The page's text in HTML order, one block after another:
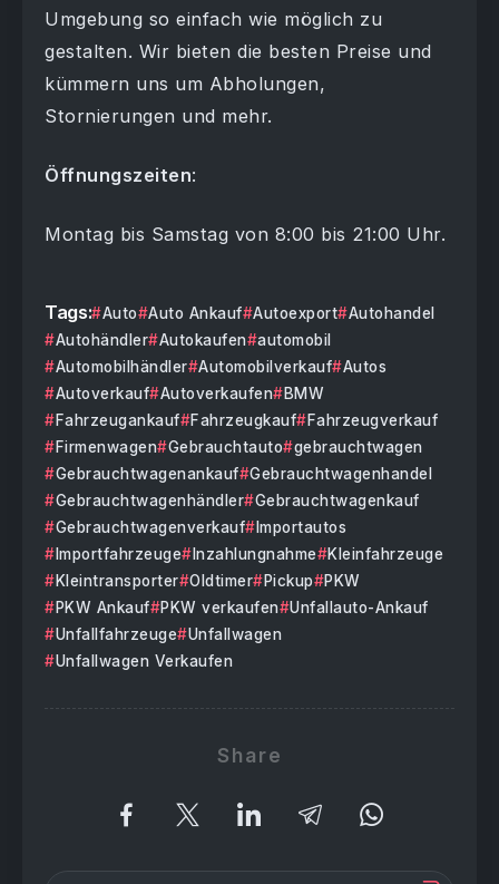
Umgebung so einfach wie möglich zu
gestalten. Wir bieten die besten Preise und
kümmern uns um Abholungen,
Stornierungen und mehr.
Öffnungszeiten:
Montag bis Samstag von 8:00 bis 21:00 Uhr.
Tags: Auto Auto Ankauf Autoexport
Autohandel
Autohändler
Autokaufen
automobil
Automobilhändler
Automobilverkauf
Autos
Autoverkauf
Autoverkaufen
BMW
Fahrzeugankauf
Fahrzeugkauf
Fahrzeugverkauf
Firmenwagen
Gebrauchtauto
gebrauchtwagen
Gebrauchtwagenankauf
Gebrauchtwagenhandel
Gebrauchtwagenhändler
Gebrauchtwagenkauf
Gebrauchtwagenverkauf
Importautos
Importfahrzeuge
Inzahlungnahme
Kleinfahrzeuge
Kleintransporter
Oldtimer Pickup
PKW
PKW Ankauf
PKW verkaufen
Unfallauto-Ankauf
Unfallfahrzeuge
Unfallwagen
Unfallwagen Verkaufen
Share